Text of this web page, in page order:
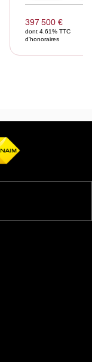
397 500 €
dont 4.61% TTC
d'honoraires